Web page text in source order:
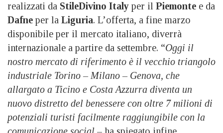
realizzati da StileDivino Italy per il Piemonte e da
Dafne per la Liguria. L’offerta, a fine marzo
disponibile per il mercato italiano, diverrà
internazionale a partire da settembre. “Oggi il
nostro mercato di riferimento è il vecchio triangolo
industriale Torino – Milano – Genova, che
allargato a Ticino e Costa Azzurra diventa un
nuovo distretto del benessere con oltre 7 milioni di
potenziali turisti facilmente raggiungibile con la